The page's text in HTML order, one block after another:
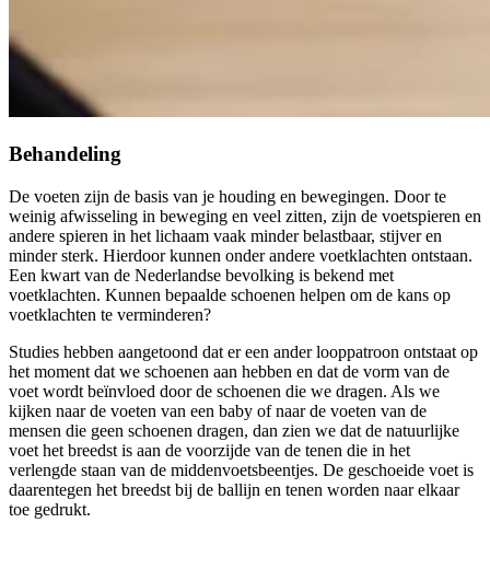
Behandeling
De voeten zijn de basis van je houding en bewegingen. Door te
weinig afwisseling in beweging en veel zitten, zijn de voetspieren en
andere spieren in het lichaam vaak minder belastbaar, stijver en
minder sterk. Hierdoor kunnen onder andere voetklachten ontstaan.
Een kwart van de Nederlandse bevolking is bekend met
voetklachten. Kunnen bepaalde schoenen helpen om de kans op
voetklachten te verminderen?
Studies hebben aangetoond dat er een ander looppatroon ontstaat op
het moment dat we schoenen aan hebben en dat de vorm van de
voet wordt beïnvloed door de schoenen die we dragen. Als we
kijken naar de voeten van een baby of naar de voeten van de
mensen die geen schoenen dragen, dan zien we dat de natuurlijke
voet het breedst is aan de voorzijde van de tenen die in het
verlengde staan van de middenvoetsbeentjes. De geschoeide voet is
daarentegen het breedst bij de ballijn en tenen worden naar elkaar
toe gedrukt.